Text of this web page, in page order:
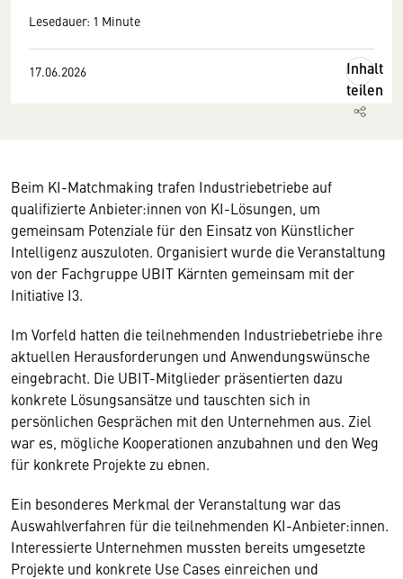
Lesedauer: 1 Minute
17.06.2026
Inhalt
teilen
Beim KI-Matchmaking trafen Industriebetriebe auf
qualifizierte Anbieter:innen von KI-Lösungen, um
gemeinsam Potenziale für den Einsatz von Künstlicher
Intelligenz auszuloten. Organisiert wurde die Veranstaltung
von der Fachgruppe UBIT Kärnten gemeinsam mit der
Initiative I3.
Im Vorfeld hatten die teilnehmenden Industriebetriebe ihre
aktuellen Herausforderungen und Anwendungswünsche
eingebracht. Die UBIT-Mitglieder präsentierten dazu
konkrete Lösungsansätze und tauschten sich in
persönlichen Gesprächen mit den Unternehmen aus. Ziel
war es, mögliche Kooperationen anzubahnen und den Weg
für konkrete Projekte zu ebnen.
Ein besonderes Merkmal der Veranstaltung war das
Auswahlverfahren für die teilnehmenden KI-Anbieter:innen.
Interessierte Unternehmen mussten bereits umgesetzte
Projekte und konkrete Use Cases einreichen und